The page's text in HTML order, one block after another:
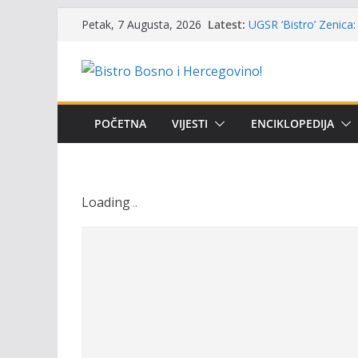
content
Petak, 7 Augusta, 2026 Latest: UGSR ‘Bistro’
i amura’
osobe sa
Održan 15.
POČETNA VIJESTI ENCIKLOPEDIJA
Loading...